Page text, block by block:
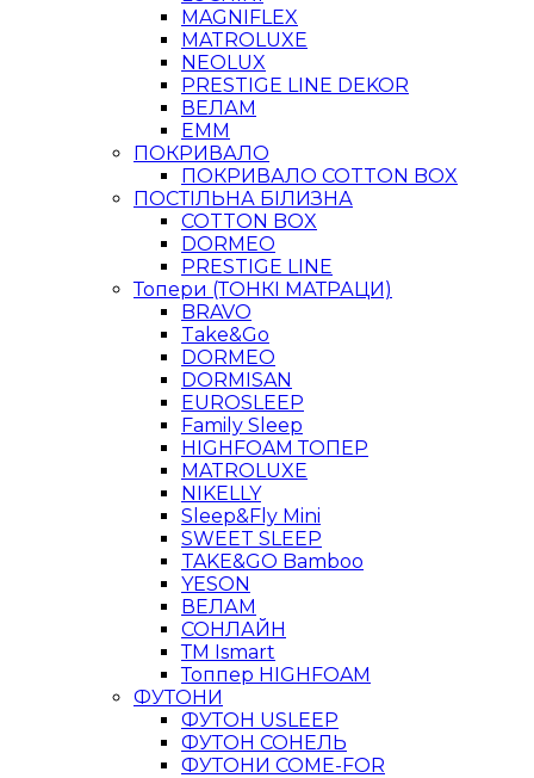
MAGNIFLEX
MATROLUXE
NEOLUX
PRESTIGE LINE DEKOR
ВЕЛАМ
ЕММ
ПОКРИВАЛО
ПОКРИВАЛО COTTON BOX
ПОСТІЛЬНА БІЛИЗНА
COTTON BOX
DORMEO
PRESTIGE LINE
Топери (ТОНКІ МАТРАЦИ)
BRAVO
Take&Go
DORMEO
DORMISAN
EUROSLEEP
Family Sleep
HIGHFOAM ТОПЕР
MATROLUXE
NIKELLY
Sleep&Fly Mini
SWEET SLEEP
TAKE&GO Bamboo
YESON
ВЕЛАМ
СОНЛАЙН
ТМ Ismart
Топпер HIGHFOAM
ФУТОНИ
ФУТОН USLEEP
ФУТОН СОНЕЛЬ
ФУТОНИ COME-FOR